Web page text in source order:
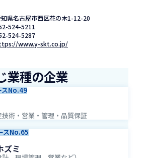
知県名古屋市西区花の木1-12-20
524-5211
524-5287
www.y-skt.co.jp/
業種の企業
スNo.49
術・営業・管理・品質保証
スNo.65
ズミ